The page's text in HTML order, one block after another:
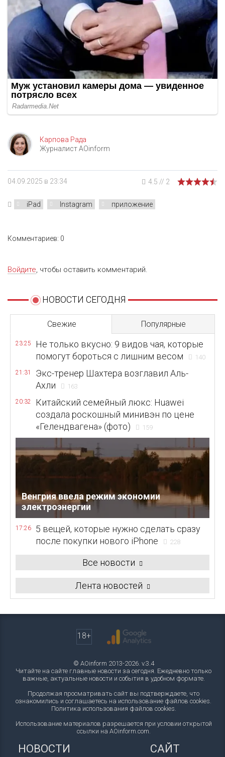
Карпова Рада
Журналист AOinform
04.09.2025 в 23:34 4.5 // 2
iPad Instagram приложение
Комментариев: 0
Войдите, чтобы оставить комментарий.
НОВОСТИ СЕГОДНЯ
Свежие Популярные
23:25
Не только вкусно: 9 видов чая, которые
помогут бороться с лишним весом
140
21:31
Экс-тренер Шахтера возглавил Аль-
Ахли
163
20:32
Китайский семейный люкс: Huawei
создала роскошный минивэн по цене
«Гелендвагена» (фото)
159
Венгрия ввела режим экономии
электроэнергии
17:26
5 вещей, которые нужно сделать сразу
после покупки нового iPhone
228
Все новости
Лента новостей
18+
© AOinform 2013-2026. v.3.4
Читайте на сайте главные новости за сегодня. Ежедневно только
важные, актуальные новости и события в удобном формате.
Продолжая просматривать сайт вы подтверждаете, что
ознакомились и соглашаетесь на использование файлов cookies.
Политика использования файлов cookies.
Использование материалов разрешается при условии открытой
ссылки на AOinform.com.
НОВОСТИ САЙТ